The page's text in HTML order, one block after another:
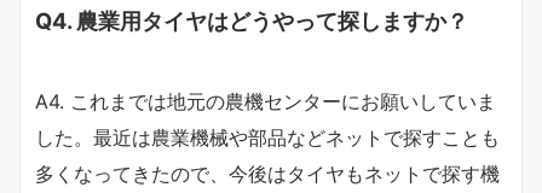
Q4. 農業用タイヤはどうやって探しますか？
A4. これまでは地元の農機センターにお願いしていま
した。最近は農業機械や部品などネットで探すことも
多くなってきたので、今後はタイヤもネットで探す機